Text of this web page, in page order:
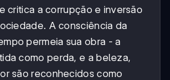
critica a corrupção e inversão
A consciência da
permeia sua obra - a
como perda, e a beleza,
são reconhecidos como